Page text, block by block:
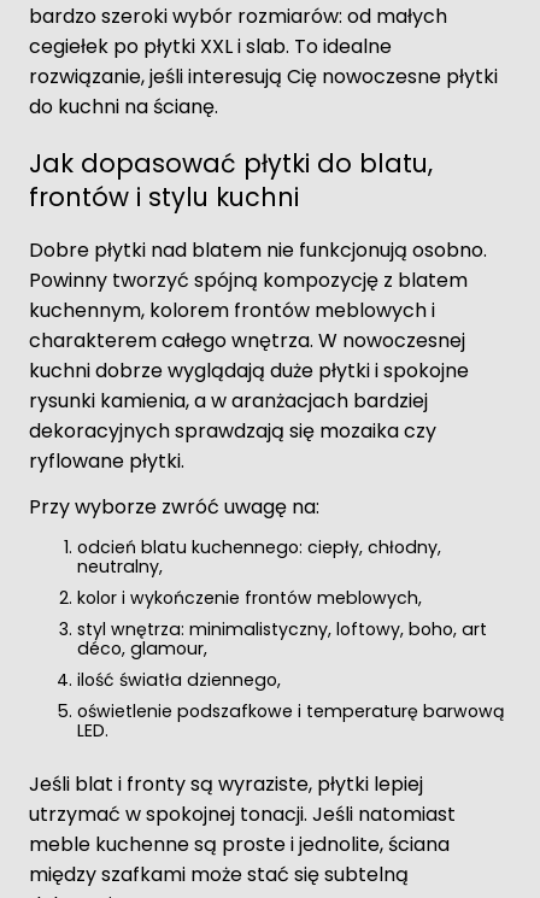
bardzo szeroki wybór rozmiarów: od małych
cegiełek po płytki XXL i slab. To idealne
rozwiązanie, jeśli interesują Cię nowoczesne płytki
do kuchni na ścianę.
Jak dopasować płytki do blatu,
frontów i stylu kuchni
Dobre płytki nad blatem nie funkcjonują osobno.
Powinny tworzyć spójną kompozycję z blatem
kuchennym, kolorem frontów meblowych i
charakterem całego wnętrza. W nowoczesnej
kuchni dobrze wyglądają duże płytki i spokojne
rysunki kamienia, a w aranżacjach bardziej
dekoracyjnych sprawdzają się mozaika czy
ryflowane płytki.
Przy wyborze zwróć uwagę na:
odcień blatu kuchennego: ciepły, chłodny,
neutralny,
kolor i wykończenie frontów meblowych,
styl wnętrza: minimalistyczny, loftowy, boho, art
déco, glamour,
ilość światła dziennego,
oświetlenie podszafkowe i temperaturę barwową
LED.
Jeśli blat i fronty są wyraziste, płytki lepiej
utrzymać w spokojnej tonacji. Jeśli natomiast
meble kuchenne są proste i jednolite, ściana
między szafkami może stać się subtelną